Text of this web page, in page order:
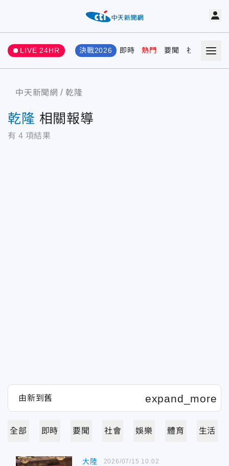
LIVE 24HR 決戰2026 即時 熱門 要聞 社會 娛樂
中天新聞網 乾隆
乾隆 相關報導
有 4 項結果
全部 即時 要聞 社會 娛樂 體育 生活
大陸 2026/07/15 10:02